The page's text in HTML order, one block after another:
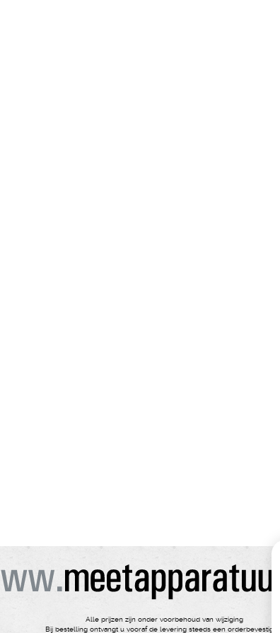
Alle prijzen zijn onder voorbehoud van wijziging
Bij bestelling ontvangt u vooraf de levering steeds een orderbevestiging